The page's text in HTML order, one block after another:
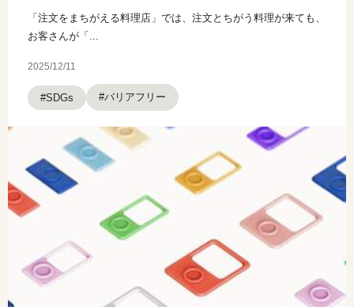
「注文をまちがえる料理店」では、注文とちがう料理が来ても、
お客さんが「...
2025/12/11
#SDGs #バリアフリー